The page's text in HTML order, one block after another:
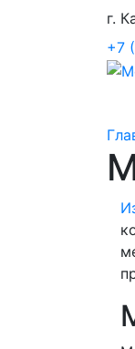
г.
+7